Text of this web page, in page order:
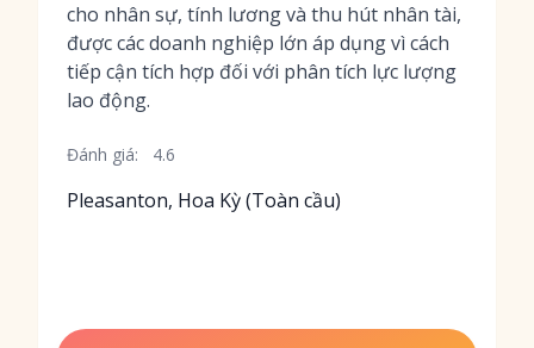
cho nhân sự, tính lương và thu hút nhân tài,
được các doanh nghiệp lớn áp dụng vì cách
tiếp cận tích hợp đối với phân tích lực lượng
lao động.
Đánh giá: 4.6
Pleasanton, Hoa Kỳ (Toàn cầu)